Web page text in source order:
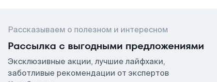
Рассказываем о полезном и интересном
Рассылка с выгодными предложениями
Эксклюзивные акции, лучшие лайфхаки,
заботливые рекомендации от экспертов